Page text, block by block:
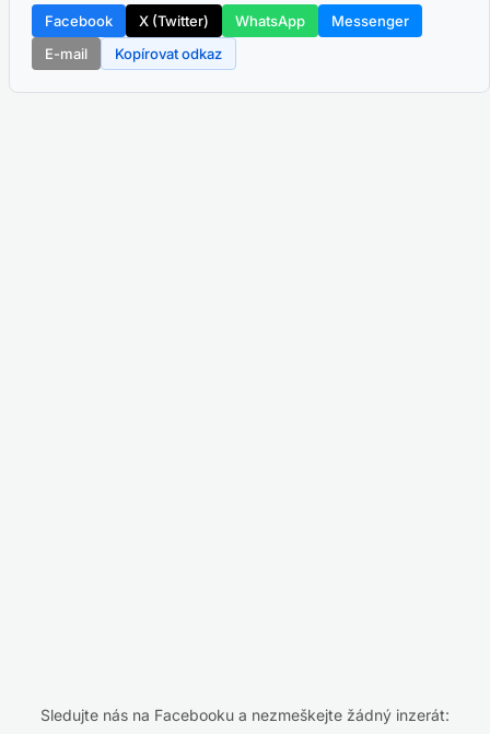
Facebook X (Twitter) WhatsApp
Messenger
E-mail
Kopírovat odkaz
Sledujte nás na Facebooku a nezmeškejte žádný inzerát: